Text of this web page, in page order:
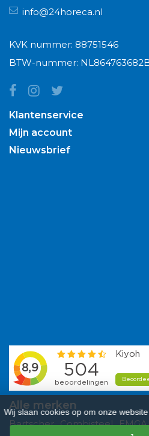
info@24horeca.nl
KVK nummer: 88751546
BTW-nummer:
Klantenservice
Mijn account
Nieuwsbrief
Alle merken
Bartscher Combisteel EMGA
Wij slaan cookies op om onze